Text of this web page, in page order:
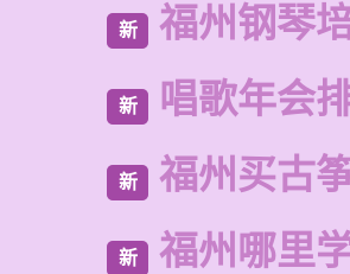
新 福州钢琴
新 唱歌年会
新 福州买古
新 福州哪里